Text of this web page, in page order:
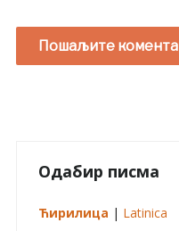
Одабир писма
Ћирилица | Latinica